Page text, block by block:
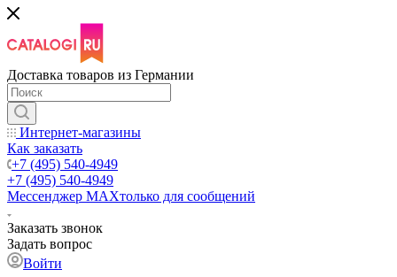
Доставка товаров из Германии
Интернет-магазины
Как заказать
+7 (495) 540-4949
+7 (495) 540-4949
Мессенджер МАХтолько для сообщений
Заказать звонок
Задать вопрос
Войти